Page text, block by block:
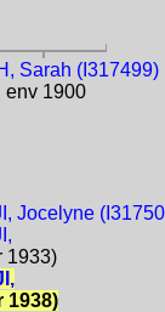
Sarah (I317499)
env 1900
Jocelyne
1933)
1938)